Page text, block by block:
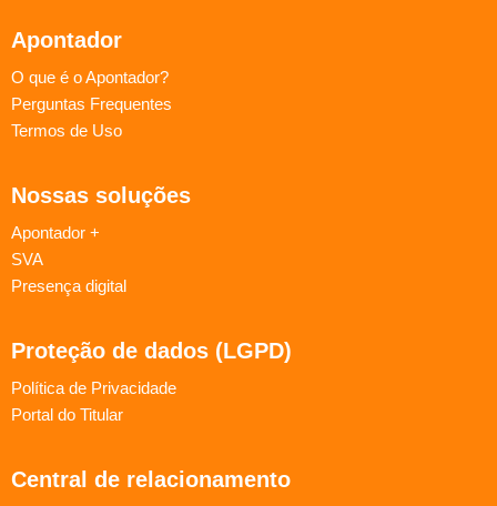
Apontador
O que é o Apontador?
Perguntas Frequentes
Termos de Uso
Nossas soluções
Apontador +
SVA
Presença digital
Proteção de dados (LGPD)
Política de Privacidade
Portal do Titular
Central de relacionamento